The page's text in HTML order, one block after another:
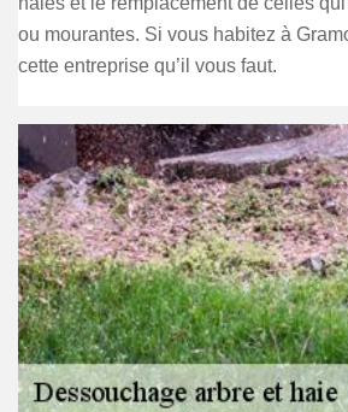
ou mourantes. Si vous habitez à
cette entreprise qu’il vous faut.